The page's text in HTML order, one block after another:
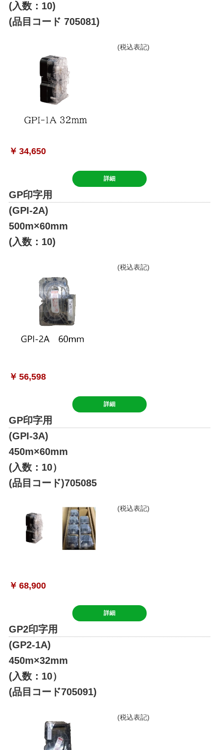
(入数：10)
(品目コード 705081)
(税込表記)
￥ 34,650
詳細
GP印字用
(GPI-2A)
500m×60mm
(入数：10)
(税込表記)
￥ 56,598
詳細
GP印字用
(GPI-3A)
450m×60mm
(入数：10）
(品目コード)705085
(税込表記)
￥ 68,900
詳細
GP2印字用
(GP2-1A)
450m×32mm
(入数：10）
(品目コード705091)
(税込表記)